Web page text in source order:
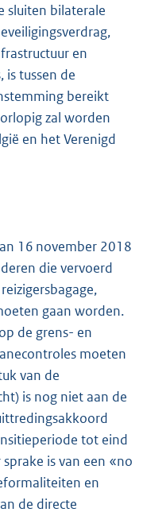
sluiten bilaterale
en
tussen de
bereikt
zal worden
en het Verenigd
16 november 2018
die vervoerd
gaan worden.
de grens- en
moeten
van de
is nog niet aan de
tot eind
is van een «no
en
de directe